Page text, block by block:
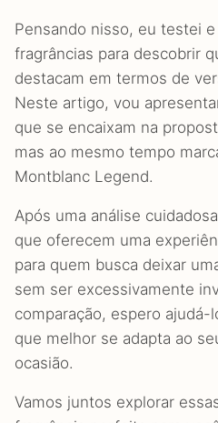
Pensando nisso, eu testei
fragrâncias para descobrir
destacam em termos de
Neste artigo, vou
que se encaixam na
mas ao mesmo tempo
Montblanc Legend.
Após uma análise
que oferecem uma
para quem busca deixar
sem ser excessivamente
comparação, espero ajudá-
que melhor se adapta ao
ocasião.
Vamos juntos explorar